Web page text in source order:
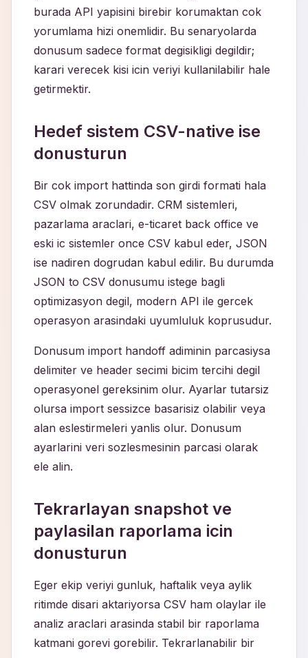
burada API yapisini birebir korumaktan cok
yorumlama hizi onemlidir. Bu senaryolarda
donusum sadece format degisikligi degildir;
karari verecek kisi icin veriyi kullanilabilir hale
getirmektir.
Hedef sistem CSV-native ise
donusturun
Bir cok import hattinda son girdi formati hala
CSV olmak zorundadir. CRM sistemleri,
pazarlama araclari, e-ticaret back office ve
eski ic sistemler once CSV kabul eder, JSON
ise nadiren dogrudan kabul edilir. Bu durumda
JSON to CSV donusumu istege bagli
optimizasyon degil, modern API ile gercek
operasyon arasindaki uyumluluk koprusudur.
Donusum import handoff adiminin parcasiysa
delimiter ve header secimi bicim tercihi degil
operasyonel gereksinim olur. Ayarlar tutarsiz
olursa import sessizce basarisiz olabilir veya
alan eslestirmeleri yanlis olur. Donusum
ayarlarini veri sozlesmesinin parcasi olarak
ele alin.
Tekrarlayan snapshot ve
paylasilan raporlama icin
donusturun
Eger ekip veriyi gunluk, haftalik veya aylik
ritimde disari aktariyorsa CSV ham olaylar ile
analiz araclari arasinda stabil bir raporlama
katmani gorevi gorebilir. Tekrarlanabilir bir